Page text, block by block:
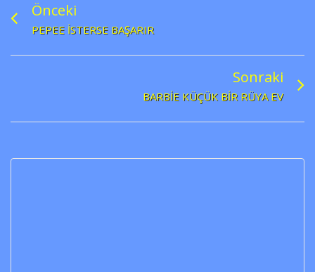
Önceki
PEPEE İSTERSE BAŞARIR
Sonraki
BARBIE KÜÇÜK BIR RÜYA EV